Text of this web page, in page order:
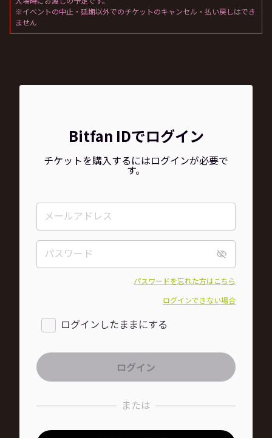
※イベントの中止・延期以外でのチケットのキャンセル・払い戻しはでき
ません
Bitfan IDでログイン
チケットを購入するにはログインが必要で
す。
パスワードを忘れた方はこちら
ログインできない場合
ログインしたままにする
または